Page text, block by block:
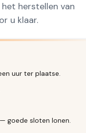
herstellen van
u klaar.
uur ter plaatse.
goede sloten lonen.